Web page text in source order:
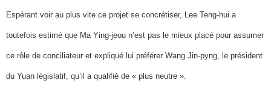
Espérant voir au plus vite ce projet se concrétiser, Lee Teng-hui a
toutefois estimé que Ma Ying-jeou n’est pas le mieux placé pour assumer
ce rôle de conciliateur et expliqué lui préférer Wang Jin-pyng, le président
du Yuan législatif, qu’il a qualifié de « plus neutre ».